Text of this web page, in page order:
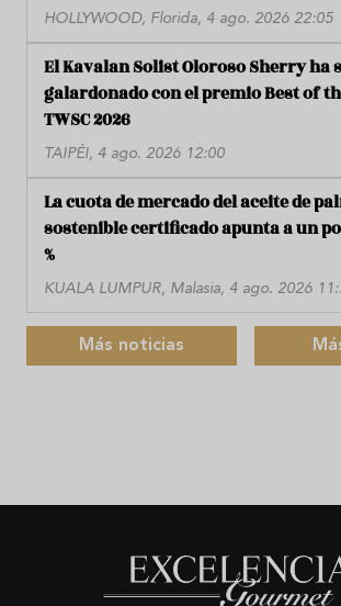
HOLLYWOOD, Florida, 4 ago. 2026 22:05
El Kavalan Solist Oloroso Sherry ha
galardonado con el premio Best of
TWSC 2026
TAIPÉI, 4 ago. 2026 12:00
La cuota de mercado del aceite de
sostenible certificado apunta a un
%
KUALA LUMPUR, Malasia, 4 ago. 2026
Más noticias